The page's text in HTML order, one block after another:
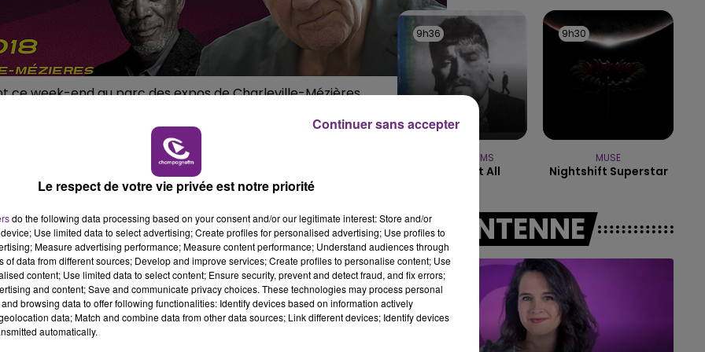
16h00 - 20h00
LE WEEK-END CHAMPAGNE FM
7h00 - 11h00
BEST OF
ce week-end au parc des expos de Charleville-Mézières.
à une nouvelle édition du Carolo Game Show,
à l'art du doublage.
jeux vidéo, maquettisme, espace robotique, initiation au
dimanche 8 avril et le dimanche 8 avril de 10h à 19h au
9h36
9h36
TEDDY SWIMS
Mr Know It All
9h30
9h30
MUSE
Nightshift Superstar
A L'ANTENNE
Le respect de votre vie privée est notre priorité
do the following data processing based on your consent and/or our legitimate interest: Store and/or
Use limited data to select advertising; Create profiles for personalised advertising; Use profiles to
Measure advertising performance; Measure content performance; Understand audiences through
of data from different sources; Develop and improve services; Create profiles to personalise content; Use
content; Use limited data to select content; Ensure security, prevent and detect fraud, and fix errors;
and content; Save and communicate privacy choices. These technologies may process personal
browsing data to offer following functionalities: Identify devices based on information actively
data; Match and combine data from other data sources; Link different devices; Identify devices
automatically.
Continuer sans accepter